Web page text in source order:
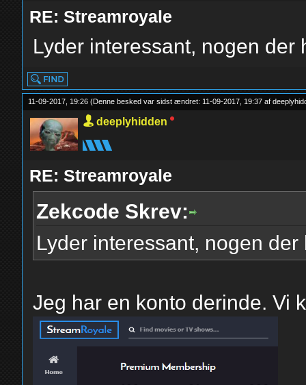
RE: Streamroyale
Lyder interessant, nogen
11-09-2017, 19:26(Denne besked var sidst ændret: 11-09-2017, 19:37 af
deeplyhidden
RE: Streamroyale
Zekcode Skrev:
Lyder interessant, nogen
Jeg har en konto derinde. Vi